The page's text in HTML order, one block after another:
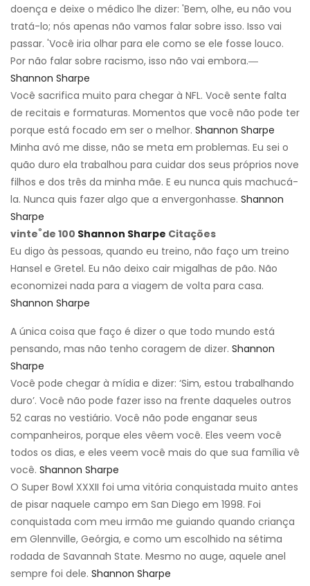
doença e deixe o médico lhe dizer: 'Bem, olhe, eu não vou
tratá-lo; nós apenas não vamos falar sobre isso. Isso vai
passar. 'Você iria olhar para ele como se ele fosse louco.
Por não falar sobre racismo, isso não vai embora.―
Shannon Sharpe
Você sacrifica muito para chegar à NFL. Você sente falta
de recitais e formaturas. Momentos que você não pode ter
porque está focado em ser o melhor. Shannon Sharpe
Minha avó me disse, não se meta em problemas. Eu sei o
quão duro ela trabalhou para cuidar dos seus próprios nove
filhos e dos três da minha mãe. E eu nunca quis machucá-
la. Nunca quis fazer algo que a envergonhasse. Shannon
Sharpe
vinteºde 100 Shannon Sharpe Citações
Eu digo às pessoas, quando eu treino, não faço um treino
Hansel e Gretel. Eu não deixo cair migalhas de pão. Não
economizei nada para a viagem de volta para casa.
Shannon Sharpe
A única coisa que faço é dizer o que todo mundo está
pensando, mas não tenho coragem de dizer. Shannon
Sharpe
Você pode chegar à mídia e dizer: ‘Sim, estou trabalhando
duro’. Você não pode fazer isso na frente daqueles outros
52 caras no vestiário. Você não pode enganar seus
companheiros, porque eles vêem você. Eles veem você
todos os dias, e eles veem você mais do que sua família vê
você. Shannon Sharpe
O Super Bowl XXXII foi uma vitória conquistada muito antes
de pisar naquele campo em San Diego em 1998. Foi
conquistada com meu irmão me guiando quando criança
em Glennville, Geórgia, e como um escolhido na sétima
rodada de Savannah State. Mesmo no auge, aquele anel
sempre foi dele. Shannon Sharpe